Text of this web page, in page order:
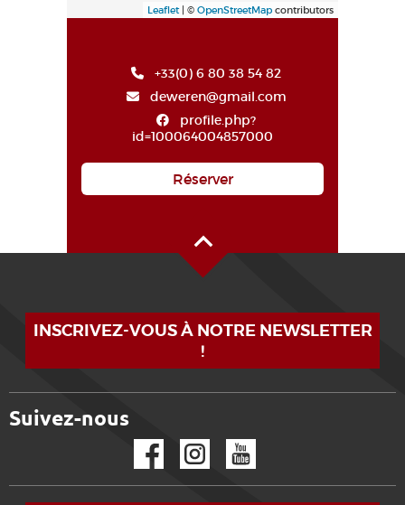
Leaflet| © OpenStreetMap contributors
+33(0) 6 80 38 54 82
deweren@gmail.com
profile.php?
id=100064004857000
Réserver
INSCRIVEZ-VOUS À NOTRE NEWSLETTER
!
Suivez-nous